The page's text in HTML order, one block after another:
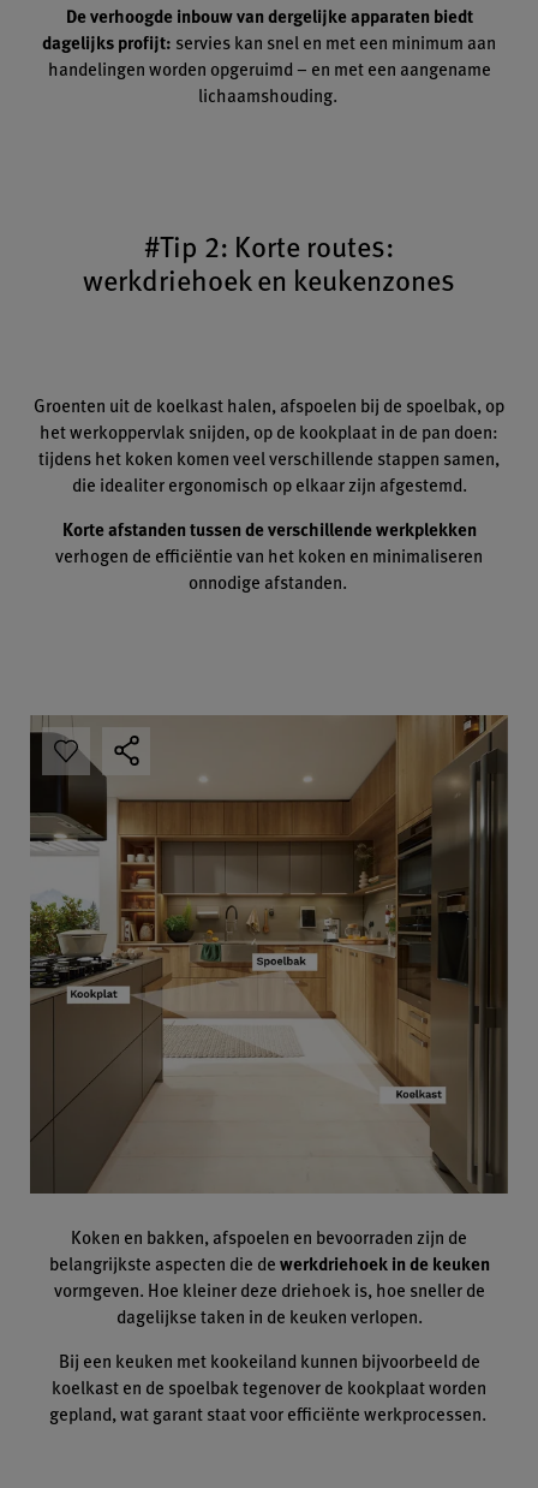
De verhoogde inbouw van dergelijke apparaten biedt
dagelijks profijt: servies kan snel en met een minimum aan
handelingen worden opgeruimd – en met een aangename
lichaamshouding.
#Tip 2: Korte routes:
werkdriehoek en keukenzones
Groenten uit de koelkast halen, afspoelen bij de spoelbak, op
het werkoppervlak snijden, op de kookplaat in de pan doen:
tijdens het koken komen veel verschillende stappen samen,
die idealiter ergonomisch op elkaar zijn afgestemd.
Korte afstanden tussen de verschillende werkplekken
verhogen de efficiëntie van het koken en minimaliseren
onnodige afstanden.
Koken en bakken, afspoelen en bevoorraden zijn de
belangrijkste aspecten die dewerkdriehoek in de keuken
vormgeven. Hoe kleiner deze driehoek is, hoe sneller de
dagelijkse taken in de keuken verlopen.
Bij een keuken met kookeiland kunnen bijvoorbeeld de
koelkast en de spoelbak tegenover de kookplaat worden
gepland, wat garant staat voor efficiënte werkprocessen.